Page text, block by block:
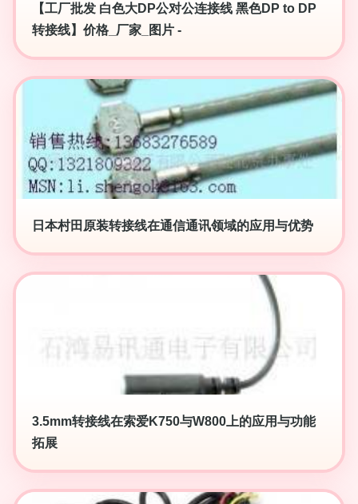
【工厂批发 白色大DP公对公连接线 黑色DP to DP
转接线】价格_厂家_图片 -
日本村田原装转接线在通信通讯领域的应用与优势
3.5mm转接线在索爱K750与W800上的应用与功能
拓展